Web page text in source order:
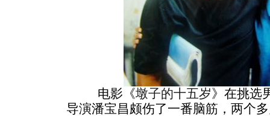
电影《墩子的十五岁》在挑选
导演潘宝昌颇伤了一番脑筋，两个